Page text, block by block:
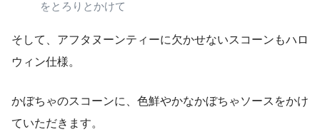
をとろりとかけて
そして、アフタヌーンティーに欠かせないスコーンもハロ
ウィン仕様。
かぼちゃのスコーンに、色鮮やかなかぼちゃソースをかけ
ていただきます。